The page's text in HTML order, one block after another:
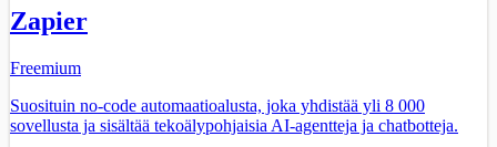
Zapier
Freemium
Suosituin no-code automaatioalusta, joka yhdistää yli 8 000
sovellusta ja sisältää tekoälypohjaisia AI-agentteja ja chatbotteja.